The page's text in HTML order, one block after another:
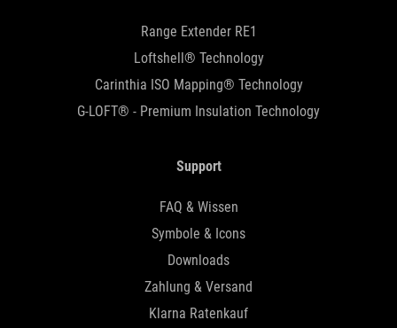
Range Extender RE1
Loftshell® Technology
Carinthia ISO Mapping® Technology
G-LOFT® - Premium Insulation Technology
Support
FAQ & Wissen
Symbole & Icons
Downloads
Zahlung & Versand
Klarna Ratenkauf